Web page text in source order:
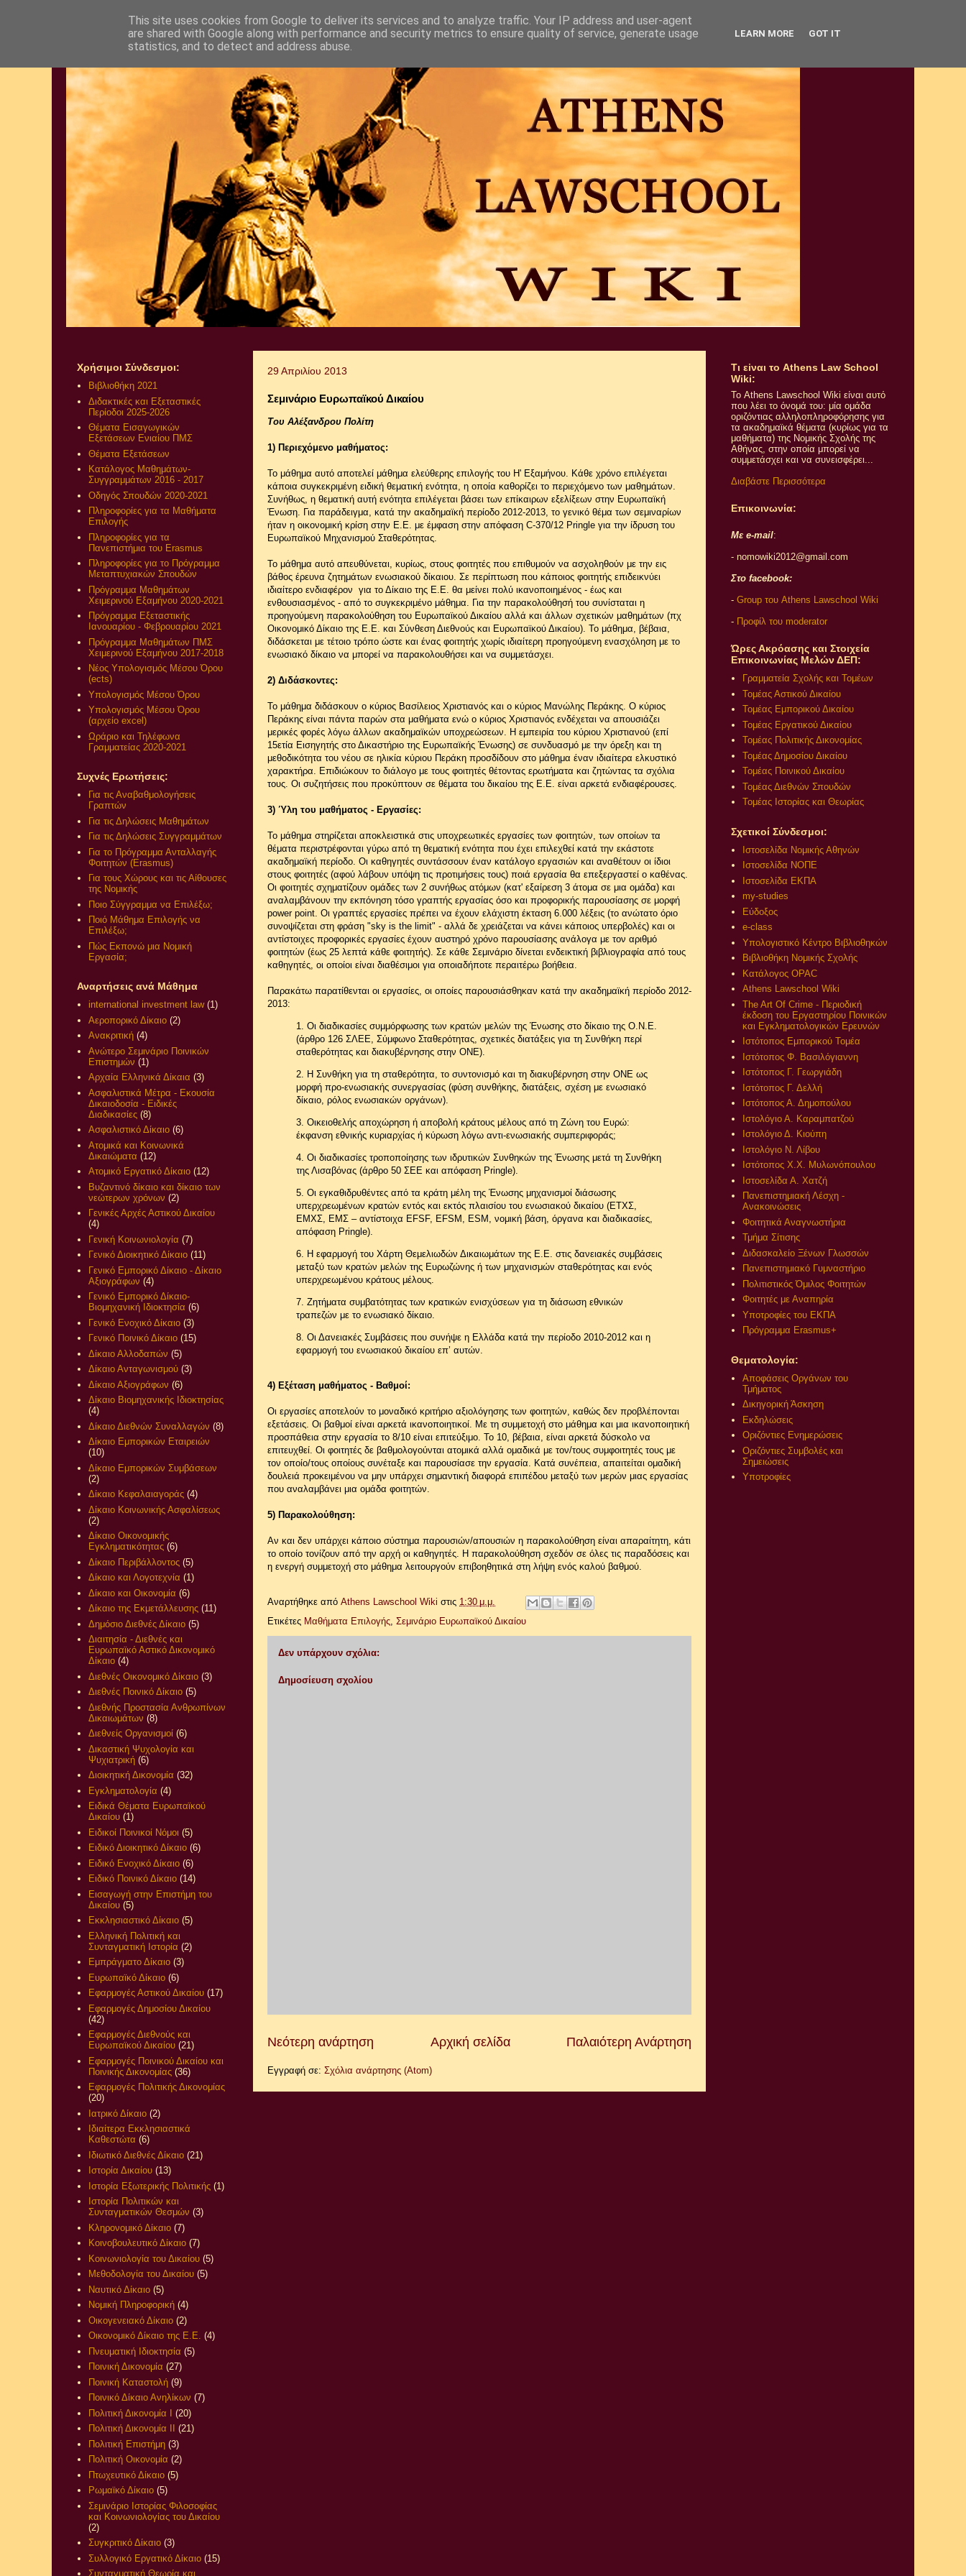
29 Απριλίου 2013
Σεμινάριο Ευρωπαϊκού Δικαίου
Του Αλέξανδρου Πολίτη
1) Περιεχόμενο μαθήματος:
Το μάθημα αυτό αποτελεί μάθημα ελεύθερης επιλογής του Η' Εξαμήνου. Κάθε χρόνο επιλέγεται
κάποια συγκεκριμένη ειδική θεματική ενότητα, η οποία καθορίζει το περιεχόμενο των μαθημάτων.
Συνήθως, η θεματική αυτή ενότητα επιλέγεται βάσει των επίκαιρων εξελίξεων στην Ευρωπαϊκή
Ένωση. Για παράδειγμα, κατά την ακαδημαϊκή περίοδο 2012-2013, το γενικό θέμα των σεμιναρίων
ήταν η οικονομική κρίση στην Ε.Ε. με έμφαση στην απόφαση C-370/12 Pringle για την ίδρυση του
Ευρωπαϊκού Μηχανισμού Σταθερότητας.
Το μάθημα αυτό απευθύνεται, κυρίως, στους φοιτητές που επιθυμούν να ασχοληθούν με την εις
βάθος έρευνα ζητημάτων ενωσιακού δίκαιου. Σε περίπτωση που κάποιος φοιτητής επιδεικνύει
ιδιαίτερο ενδιαφέρον για το Δίκαιο της Ε.Ε. θα μείνει πολύ ικανοποιημένος - έως και
ενθουσιασμένος - από το συγκεκριμένο μάθημα. Για την παρακολούθησή του συνίσταται η
προηγούμενη παρακολούθηση του Ευρωπαϊκού Δικαίου αλλά και άλλων σχετικών μαθημάτων (πχ
Οικονομικό Δίκαιο της Ε.Ε. και Σύνθεση Διεθνούς και Ευρωπαϊκού Δικαίου). Το μάθημα, βέβαια,
διδάσκεται με τέτοιο τρόπο ώστε και ένας φοιτητής χωρίς ιδιαίτερη προηγούμενη ενασχόληση με το
ενωσιακό δίκαιο να μπορεί να παρακολουθήσει και να συμμετάσχει.
2) Διδάσκοντες:
Το μάθημα διδάσκουν ο κύριος Βασίλειος Χριστιανός και ο κύριος Μανώλης Περάκης. Ο κύριος
Περάκης είναι πάντα παρών στα μαθήματα ενώ ο κύριος Χριστιανός ενδέχεται να απουσιάζει
μερικές φορές λόγω άλλων ακαδημαϊκών υποχρεώσεων. Η εμπειρία του κύριου Χριστιανού (επί
15ετία Εισηγητής στο Δικαστήριο της Ευρωπαϊκής Ένωσης) σε συνδυασμό με την όρεξη και τη
μεθοδικότητα του νέου σε ηλικία κύριου Περάκη προσδίδουν στο μάθημα έναν ιδιαίτερα ελκυστικό
χαρακτήρα. Επιδιώκουν το διάλογο με τους φοιτητές θέτοντας ερωτήματα και ζητώντας τα σχόλια
τους. Οι συζητήσεις που προκύπτουν σε θέματα του δικαίου της Ε.Ε. είναι αρκετά ενδιαφέρουσες.
3) Ύλη του μαθήματος - Εργασίες:
Το μάθημα στηρίζεται αποκλειστικά στις υποχρεωτικές εργασίες των φοιτητών, των οποίων τα
θέματα περιστρέφονται γύρω από τη θεματική ενότητα που έχει επιλεχθεί κατά την εκάστοτε
ακαδημαϊκή περίοδο. Οι καθηγητές συντάσσουν έναν κατάλογο εργασιών και αναθέτουν οι ίδιοι
στους φοιτητές (αφού λάβουν υπόψη τις προτιμήσεις τους) ποιά εργασία θα επεξεργαστεί ο καθένας.
Οι φοιτητές σχηματίζουν ομάδες των 2 συνήθως ατόμων (κατ' εξαίρεση 3 άτομα σε μια ομάδα) και
αναλαμβάνουν την εκπόνηση τόσο γραπτής εργασίας όσο και προφορικής παρουσίασης σε μορφή
power point. Οι γραπτές εργασίες πρέπει να έχουν ελάχιστη έκταση 6.000 λέξεις (το ανώτατο όριο
συνοψίζεται στη φράση "sky is the limit" - αλλά δε χρειάζεται να κάνει κάποιος υπερβολές) και οι
αντίστοιχες προφορικές εργασίες έχουν αυστηρό χρόνο παρουσίασης ανάλογα με τον αριθμό
φοιτητών (έως 25 λεπτά κάθε φοιτητής). Σε κάθε Σεμινάριο δίνεται ενδεικτική βιβλιογραφία από τους
καθηγητές, οι οποίοι είναι διαθέσιμοι για οποιαδήποτε περαιτέρω βοήθεια.
Παρακάτω παρατίθενται οι εργασίες, οι οποίες παρουσιάσθηκαν κατά την ακαδημαϊκή περίοδο 2012-
2013:
1. Οι διαδικασίες συμμόρφωσης των κρατών μελών της Ένωσης στο δίκαιο της Ο.Ν.Ε.
(άρθρο 126 ΣΛΕΕ, Σύμφωνο Σταθερότητας, σχετικές διατάξεις για τη Συνθήκη περί
σταθερότητας και διακυβέρνησης στην ΟΝΕ).
2. Η Συνθήκη για τη σταθερότητα, το συντονισμό και τη διακυβέρνηση στην ΟΝΕ ως
μορφή προ-ενωσιακής συνεργασίας (φύση συνθήκης, διατάξεις, σχέση με ενωσιακό
δίκαιο, ρόλος ενωσιακών οργάνων).
3. Οικειοθελής αποχώρηση ή αποβολή κράτους μέλους από τη Ζώνη του Ευρώ:
έκφανση εθνικής κυριαρχίας ή κύρωση λόγω αντι-ενωσιακής συμπεριφοράς;
4. Οι διαδικασίες τροποποίησης των ιδρυτικών Συνθηκών της Ένωσης μετά τη Συνθήκη
της Λισαβόνας (άρθρο 50 ΣΕΕ και απόφαση Pringle).
5. Οι εγκαθιδρυθέντες από τα κράτη μέλη της Ένωσης μηχανισμοί διάσωσης
υπερχρεωμένων κρατών εντός και εκτός πλαισίου του ενωσιακού δικαίου (ΕΤΧΣ,
ΕΜΧΣ, ΕΜΣ – αντίστοιχα EFSF, EFSM, ESM, νομική βάση, όργανα και διαδικασίες,
απόφαση Pringle).
6. Η εφαρμογή του Χάρτη Θεμελιωδών Δικαιωμάτων της Ε.Ε. στις δανειακές συμβάσεις
μεταξύ των κρατών μελών της Ευρωζώνης ή των μηχανισμών σταθερότητας και ενός
υπερχρεωμένου κράτους μέλους.
7. Ζητήματα συμβατότητας των κρατικών ενισχύσεων για τη διάσωση εθνικών
τραπεζών με το ενωσιακό δίκαιο.
8. Οι Δανειακές Συμβάσεις που συνήψε η Ελλάδα κατά την περίοδο 2010-2012 και η
εφαρμογή του ενωσιακού δικαίου επ’ αυτών.
4) Εξέταση μαθήματος - Βαθμοί:
Οι εργασίες αποτελούν το μοναδικό κριτήριο αξιολόγησης των φοιτητών, καθώς δεν προβλέπονται
εξετάσεις. Οι βαθμοί είναι αρκετά ικανοποιητικοί. Με τη συμμετοχή στο μάθημα και μια ικανοποιητική
προσπάθεια στην εργασία το 8/10 είναι επιτεύξιμο. Το 10, βέβαια, είναι αρκετά δύσκολο να
επιτευχθεί. Οι φοιτητές δε βαθμολογούνται ατομικά αλλά ομαδικά με τον/τους συμφοιτητές τους με
τον οποίο/τους οποίους συνέταξε και παρουσίασε την εργασία. Κατά συνέπεια, απαιτείται ομαδική
δουλειά προκειμένου να μην υπάρχει σημαντική διαφορά επιπέδου μεταξύ των μερών μιας εργασίας
που αναλαμβάνει μια ομάδα φοιτητών.
5) Παρακολούθηση:
Αν και δεν υπάρχει κάποιο σύστημα παρουσιών/απουσιών η παρακολούθηση είναι απαραίτητη, κάτι
το οποίο τονίζουν από την αρχή οι καθηγητές. Η παρακολούθηση σχεδόν σε όλες τις παραδόσεις και
η ενεργή συμμετοχή στο μάθημα λειτουργούν επιβοηθητικά στη λήψη ενός καλού βαθμού.
Αναρτήθηκε από Athens Lawschool Wiki στις 1:30 μ.μ.
Ετικέτες Μαθήματα Επιλογής, Σεμινάριο Ευρωπαϊκού Δικαίου
Δεν υπάρχουν σχόλια:
Δημοσίευση σχολίου
Νεότερη ανάρτηση Παλαιότερη Ανάρτηση
Αρχική σελίδα
Εγγραφή σε: Σχόλια ανάρτησης (Atom)
Χρήσιμοι Σύνδεσμοι:
Βιβλιοθήκη 2021
Διδακτικές και Εξεταστικές
Περίοδοι 2025-2026
Θέματα Εισαγωγικών
Εξετάσεων Ενιαίου ΠΜΣ
Θέματα Εξετάσεων
Κατάλογος Μαθημάτων-
Συγγραμμάτων 2016 - 2017
Οδηγός Σπουδών 2020-2021
Πληροφορίες για τα Μαθήματα
Επιλογής
Πληροφορίες για τα
Πανεπιστήμια του Erasmus
Πληροφορίες για το Πρόγραμμα
Μεταπτυχιακών Σπουδών
Πρόγραμμα Μαθημάτων
Χειμερινού Εξαμήνου 2020-2021
Πρόγραμμα Εξεταστικής
Ιανουαρίου - Φεβρουαρίου 2021
Πρόγραμμα Μαθημάτων ΠΜΣ
Χειμερινού Εξαμήνου 2017-2018
Νέος Υπολογισμός Μέσου Όρου
(ects)
Υπολογισμός Μέσου Όρου
Υπολογισμός Μέσου Όρου
(αρχείο excel)
Ωράριο και Τηλέφωνα
Γραμματείας 2020-2021
Συχνές Ερωτήσεις:
Για τις Αναβαθμολογήσεις
Γραπτών
Για τις Δηλώσεις Μαθημάτων
Για τις Δηλώσεις Συγγραμμάτων
Για το Πρόγραμμα Ανταλλαγής
Φοιτητών (Erasmus)
Για τους Χώρους και τις Αίθουσες
της Νομικής
Ποιο Σύγγραμμα να Επιλέξω;
Ποιό Μάθημα Επιλογής να
Επιλέξω;
Πώς Εκπονώ μια Νομική
Εργασία;
Αναρτήσεις ανά Μάθημα
international investment law (1)
Αεροπορικό Δίκαιο (2)
Ανακριτική (4)
Ανώτερο Σεμινάριο Ποινικών
Επιστημών (1)
Αρχαία Ελληνικά Δίκαια (3)
Ασφαλιστικά Μέτρα - Εκουσία
Δικαιοδοσία - Ειδικές
Διαδικασίες (8)
Ασφαλιστικό Δίκαιο (6)
Ατομικά και Κοινωνικά
Δικαιώματα (12)
Ατομικό Εργατικό Δίκαιο (12)
Βυζαντινό δίκαιο και δίκαιο των
νεώτερων χρόνων (2)
Γενικές Αρχές Αστικού Δικαίου
(4)
Γενική Κοινωνιολογία (7)
Γενικό Διοικητικό Δίκαιο (11)
Γενικό Εμπορικό Δίκαιο - Δίκαιο
Αξιογράφων (4)
Γενικό Εμπορικό Δίκαιο-
Βιομηχανική Ιδιοκτησία (6)
Γενικό Ενοχικό Δίκαιο (3)
Γενικό Ποινικό Δίκαιο (15)
Δίκαιο Αλλοδαπών (5)
Δίκαιο Ανταγωνισμού (3)
Δίκαιο Αξιογράφων (6)
Δίκαιο Βιομηχανικής Ιδιοκτησίας
(4)
Δίκαιο Διεθνών Συναλλαγών (8)
Δίκαιο Εμπορικών Εταιρειών
(10)
Δίκαιο Εμπορικών Συμβάσεων
(2)
Δίκαιο Κεφαλαιαγοράς (4)
Δίκαιο Κοινωνικής Ασφαλίσεως
(2)
Δίκαιο Οικονομικής
Εγκληματικότητας (6)
Δίκαιο Περιβάλλοντος (5)
Δίκαιο και Λογοτεχνία (1)
Δίκαιο και Οικονομία (6)
Δίκαιο της Εκμετάλλευσης (11)
Δημόσιο Διεθνές Δίκαιο (5)
Διαιτησία - Διεθνές και
Ευρωπαϊκό Αστικό Δικονομικό
Δίκαιο (4)
Διεθνές Οικονομικό Δίκαιο (3)
Διεθνές Ποινικό Δίκαιο (5)
Διεθνής Προστασία Ανθρωπίνων
Δικαιωμάτων (8)
Διεθνείς Οργανισμοί (6)
Δικαστική Ψυχολογία και
Ψυχιατρική (6)
Διοικητική Δικονομία (32)
Εγκληματολογία (4)
Ειδικά Θέματα Ευρωπαϊκού
Δικαίου (1)
Ειδικοί Ποινικοί Νόμοι (5)
Ειδικό Διοικητικό Δίκαιο (6)
Ειδικό Ενοχικό Δίκαιο (6)
Ειδικό Ποινικό Δίκαιο (14)
Εισαγωγή στην Επιστήμη του
Δικαίου (5)
Εκκλησιαστικό Δίκαιο (5)
Ελληνική Πολιτική και
Συνταγματική Ιστορία (2)
Εμπράγματο Δίκαιο (3)
Ευρωπαϊκό Δίκαιο (6)
Εφαρμογές Αστικού Δικαίου (17)
Εφαρμογές Δημοσίου Δικαίου
(42)
Εφαρμογές Διεθνούς και
Ευρωπαϊκού Δικαίου (21)
Εφαρμογές Ποινικού Δικαίου και
Ποινικής Δικονομίας (36)
Εφαρμογές Πολιτικής Δικονομίας
(20)
Ιατρικό Δίκαιο (2)
Ιδιαίτερα Εκκλησιαστικά
Καθεστώτα (6)
Ιδιωτικό Διεθνές Δίκαιο (21)
Ιστορία Δικαίου (13)
Ιστορία Εξωτερικής Πολιτικής (1)
Ιστορία Πολιτικών και
Συνταγματικών Θεσμών (3)
Κληρονομικό Δίκαιο (7)
Κοινοβουλευτικό Δίκαιο (7)
Κοινωνιολογία του Δικαίου (5)
Μεθοδολογία του Δικαίου (5)
Ναυτικό Δίκαιο (5)
Νομική Πληροφορική (4)
Οικογενειακό Δίκαιο (2)
Οικονομικό Δίκαιο της Ε.Ε. (4)
Πνευματική Ιδιοκτησία (5)
Ποινική Δικονομία (27)
Ποινική Καταστολή (9)
Ποινικό Δίκαιο Ανηλίκων (7)
Πολιτική Δικονομία Ι
(20)
Πολιτική Δικονομία ΙΙ
(21)
Πολιτική Επιστήμη (3)
Πολιτική Οικονομία (2)
Πτωχευτικό Δίκαιο (5)
Ρωμαϊκό Δίκαιο (5)
Σεμινάριο Ιστορίας Φιλοσοφίας
και Κοινωνιολογίας του Δικαίου
(2)
Συγκριτικό Δίκαιο (3)
Συλλογικό Εργατικό Δίκαιο (15)
Συνταγματική Θεωρία και
Τι εiναι το Athens Law School
Wiki:
Το Athens Lawschool Wiki είναι αυτό
που λέει το όνομά του: μία ομάδα
οριζόντιας αλληλοπληροφόρησης για
τα ακαδημαϊκά θέματα (κυρίως για τα
μαθήματα) της Νομικής Σχολής της
Αθήνας, στην οποία μπορεί να
συμμετάσχει και να συνεισφέρει...
Διαβάστε Περισσότερα
Επικοινωνία:
Με e-mail:
- nomowiki2012@gmail.com
Στο facebook:
- Group του Athens Lawschool Wiki
- Προφίλ του moderator
Ώρες Ακρόασης και Στοιχεία
Επικοινωνίας Μελών ΔΕΠ:
Γραμματεία Σχολής και Τομέων
Τομέας Αστικού Δικαίου
Τομέας Εμπορικού Δικαίου
Τομέας Εργατικού Δικαίου
Τομέας Πολιτικής Δικονομίας
Τομέας Δημοσίου Δικαίου
Τομέας Ποινικού Δικαίου
Τομέας Διεθνών Σπουδών
Τομέας Ιστορίας και Θεωρίας
Σχετικοί Σύνδεσμοι:
Ιστοσελίδα Νομικής Αθηνών
Ιστοσελίδα ΝΟΠΕ
Ιστοσελίδα ΕΚΠΑ
my-studies
Εύδοξος
e-class
Υπολογιστικό Κέντρο Βιβλιοθηκών
Βιβλιοθήκη Νομικής Σχολής
Κατάλογος OPAC
Athens Lawschool Wiki
The Art Of Crime - Περιοδική
έκδοση του Εργαστηρίου Ποινικών
και Εγκληματολογικών Ερευνών
Ιστότοπος Εμπορικού Τομέα
Ιστότοπος Φ. Βασιλόγιαννη
Ιστότοπος Γ. Γεωργιάδη
Ιστότοπος Γ. Δελλή
Ιστότοπος Α. Δημοπούλου
Ιστολόγιο Α. Καραμπατζού
Ιστολόγιο Δ. Κιούπη
Ιστολόγιο Ν. Λίβου
Ιστότοπος Χ.Χ. Μυλωνόπουλου
Ιστοσελίδα Α. Χατζή
Πανεπιστημιακή Λέσχη -
Ανακοινώσεις
Φοιτητικά Αναγνωστήρια
Τμήμα Σίτισης
Διδασκαλείο Ξένων Γλωσσών
Πανεπιστημιακό Γυμναστήριο
Πολιτιστικός Όμιλος Φοιτητών
Φοιτητές με Αναπηρία
Υποτροφίες του ΕΚΠΑ
Πρόγραμμα Erasmus+
Θεματολογία:
Αποφάσεις Οργάνων του
Τμήματος
Δικηγορική Άσκηση
Εκδηλώσεις
Οριζόντιες Ενημερώσεις
Οριζόντιες Συμβολές και
Σημειώσεις
Υποτροφίες
This site uses cookies from Google to deliver its services and to analyze traffic. Your IP address and user-agent
are shared with Google along with performance and security metrics to ensure quality of service, generate usage
statistics, and to detect and address abuse.
LEARN MORE GOT IT